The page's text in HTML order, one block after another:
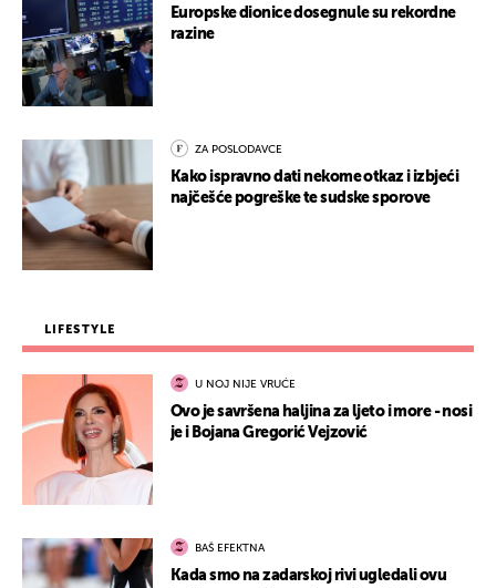
Europske dionice dosegnule su rekordne
razine
ZA POSLODAVCE
Kako ispravno dati nekome otkaz i izbjeći
najčešće pogreške te sudske sporove
LIFESTYLE
U NOJ NIJE VRUĆE
Ovo je savršena haljina za ljeto i more - nosi
je i Bojana Gregorić Vejzović
BAŠ EFEKTNA
Kada smo na zadarskoj rivi ugledali ovu